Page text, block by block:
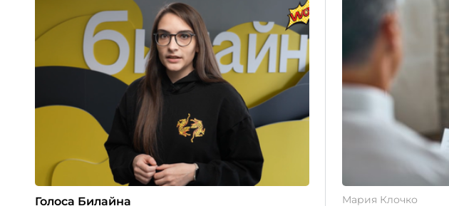
Голоса Билайна Мария Клочко